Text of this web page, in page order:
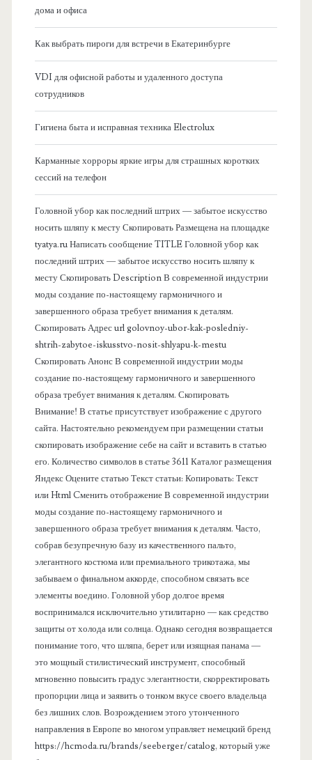
дома и офиса
Как выбрать пироги для встречи в Екатеринбурге
VDI для офисной работы и удаленного доступа
сотрудников
Гигиена быта и исправная техника Electrolux
Карманные хорроры яркие игры для страшных коротких
сессий на телефон
Головной убор как последний штрих — забытое искусство
носить шляпу к месту Скопировать Размещена на площадке
tyatya.ru Написать сообщение TITLE Головной убор как
последний штрих — забытое искусство носить шляпу к
месту Скопировать Description В современной индустрии
моды создание по-настоящему гармоничного и
завершенного образа требует внимания к деталям.
Скопировать Адрес url golovnoy-ubor-kak-posledniy-
shtrih-zabytoe-iskusstvo-nosit-shlyapu-k-mestu
Скопировать Анонс В современной индустрии моды
создание по-настоящему гармоничного и завершенного
образа требует внимания к деталям. Скопировать
Внимание! В статье присутствует изображение с другого
сайта. Настоятельно рекомендуем при размещении статьи
скопировать изображение себе на сайт и вставить в статью
его. Количество символов в статье 3611 Каталог размещения
Яндекс Оцените статью Текст статьи: Копировать: Текст
или Html Cменить отображение В современной индустрии
моды создание по-настоящему гармоничного и
завершенного образа требует внимания к деталям. Часто,
собрав безупречную базу из качественного пальто,
элегантного костюма или премиального трикотажа, мы
забываем о финальном аккорде, способном связать все
элементы воедино. Головной убор долгое время
воспринимался исключительно утилитарно — как средство
защиты от холода или солнца. Однако сегодня возвращается
понимание того, что шляпа, берет или изящная панама —
это мощный стилистический инструмент, способный
мгновенно повысить градус элегантности, скорректировать
пропорции лица и заявить о тонком вкусе своего владельца
без лишних слов. Возрождением этого утонченного
направления в Европе во многом управляет немецкий бренд
https://hcmoda.ru/brands/seeberger/catalog, который уже